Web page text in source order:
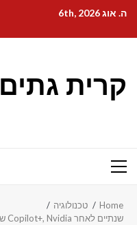
content
ה. אוג 6th, 2026
קרית גתים
Primary
Home
טכנולוגיה
שנתיים לאחר Copilot+, Nvidia שוב דוחפת בינה מלאכותית למחשבים אישיים